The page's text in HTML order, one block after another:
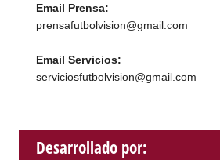
Email Prensa:
prensafutbolvision@gmail.com
Email Servicios:
serviciosfutbolvision@gmail.com
Desarrollado por: